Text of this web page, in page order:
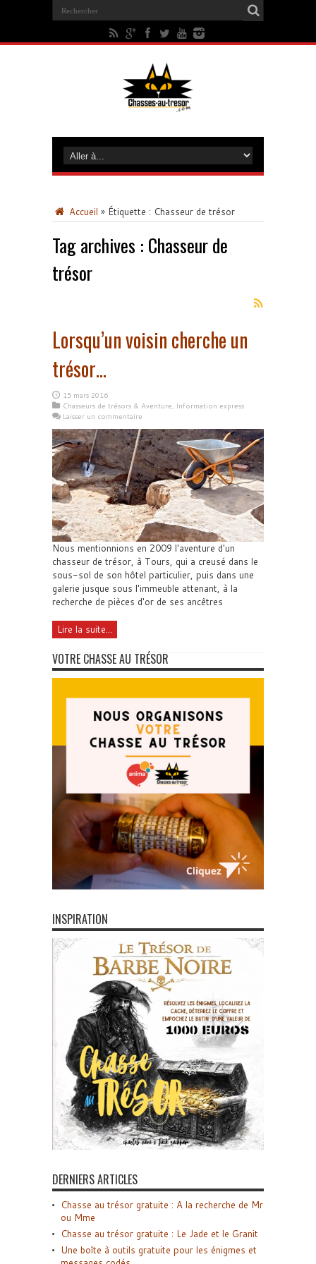
Accueil » Étiquette : Chasseur de trésor
Tag archives : Chasseur de
trésor
Lorsqu’un voisin cherche un
trésor…
15 mars 2016
Chasseurs de trésors & Aventure, Information express
Laisser un commentaire
Nous mentionnions en 2009 l'aventure d'un
chasseur de trésor, à Tours, qui a creusé dans le
sous-sol de son hôtel particulier, puis dans une
galerie jusque sous l'immeuble attenant, à la
recherche de pièces d'or de ses ancêtres
Lire la suite...
VOTRE CHASSE AU TRÉSOR
INSPIRATION
DERNIERS ARTICLES
Chasse au trésor gratuite : A la recherche de Mr
ou Mme
Chasse au trésor gratuite : Le Jade et le Granit
Une boîte à outils gratuite pour les énigmes et